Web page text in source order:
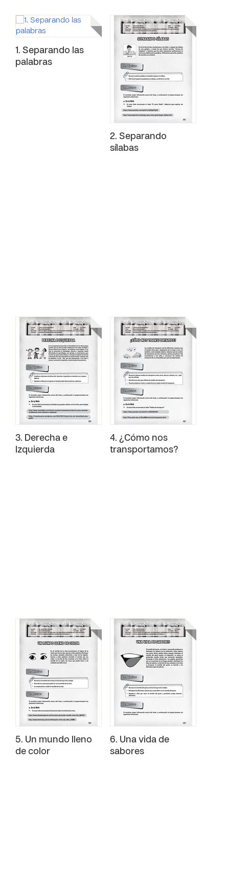
1. Separando las
palabras
2. Separando
sílabas
3. Derecha e
Izquierda
4. ¿Cómo nos
transportamos?
5. Un mundo lleno
de color
6. Una vida de
sabores